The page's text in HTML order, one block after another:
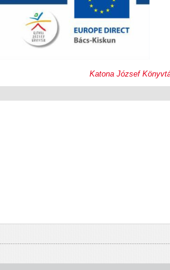
Katona József